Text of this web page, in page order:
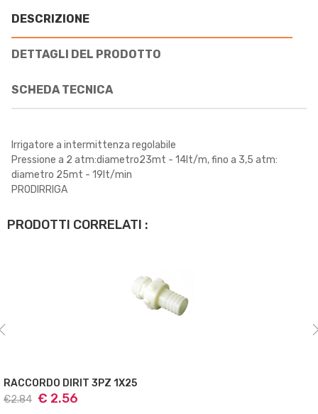
DESCRIZIONE
DETTAGLI DEL PRODOTTO
SCHEDA TECNICA
Irrigatore a intermittenza regolabile
Pressione a 2 atm:diametro23mt - 14lt/m, fino a 3,5 atm:
diametro 25mt - 19lt/min
PRODIRRIGA
PRODOTTI CORRELATI :
RACCORDO DIRIT 3PZ 1X25
€2.84 € 2.56